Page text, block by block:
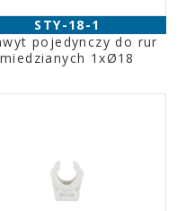
STY-18-1
pojedynczy do rur
miedzianych 1xØ18